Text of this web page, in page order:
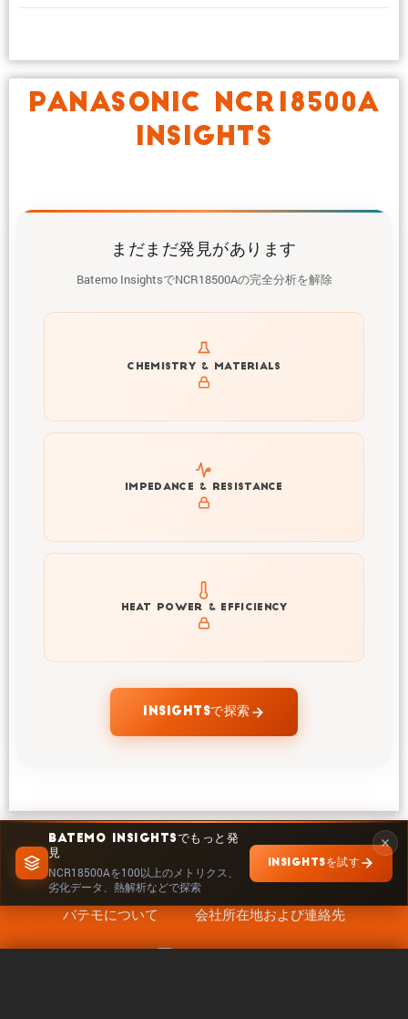
BATEMO INSIGHTSでもっと発
見
NCR18500Aを100以上のメトリクス、
劣化データ、熱解析などで探索
INSIGHTSを試す
PANASONIC NCR18500A
INSIGHTS
まだまだ発見があります
Batemo InsightsでNCR18500Aの完全分析を解除
CHEMISTRY & MATERIALS
Get to know active materials for the NCR18500A
IMPEDANCE & RESISTANCE
Explore impedance spectrum and DCIR (SOC, T) of
NCR18500A
HEAT POWER & EFFICIENCY
Explore heat generation and cell efficiency at different
temperatures and powers of NCR18500A
INSIGHTSで探索
バテモについて 会社所在地および連絡先